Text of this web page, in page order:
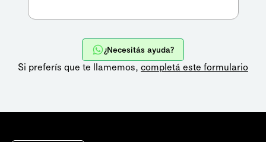
¿Necesitás ayuda?
Si preferís que te llamemos, completá este formulario